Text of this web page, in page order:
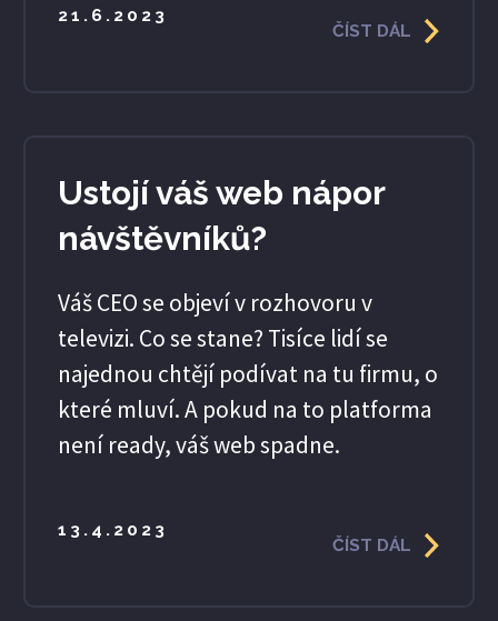
21.6.2023
ČÍST DÁL
Ustojí váš web nápor
návštěvníků?
Váš CEO se objeví v rozhovoru v
televizi. Co se stane? Tisíce lidí se
najednou chtějí podívat na tu firmu, o
které mluví. A pokud na to platforma
není ready, váš web spadne.
13.4.2023
ČÍST DÁL